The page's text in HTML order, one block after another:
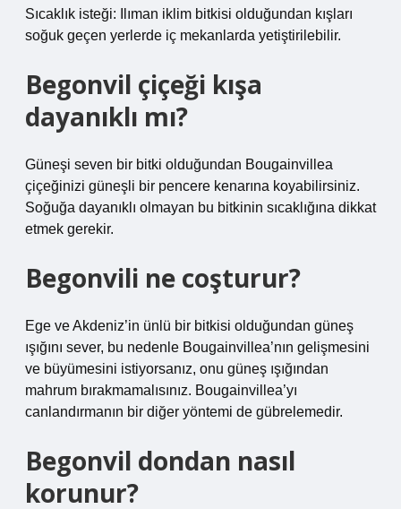
Sıcaklık isteği: Ilıman iklim bitkisi olduğundan kışları
soğuk geçen yerlerde iç mekanlarda yetiştirilebilir.
Begonvil çiçeği kışa
dayanıklı mı?
Güneşi seven bir bitki olduğundan Bougainvillea
çiçeğinizi güneşli bir pencere kenarına koyabilirsiniz.
Soğuğa dayanıklı olmayan bu bitkinin sıcaklığına dikkat
etmek gerekir.
Begonvili ne coşturur?
Ege ve Akdeniz’in ünlü bir bitkisi olduğundan güneş
ışığını sever, bu nedenle Bougainvillea’nın gelişmesini
ve büyümesini istiyorsanız, onu güneş ışığından
mahrum bırakmamalısınız. Bougainvillea’yı
canlandırmanın bir diğer yöntemi de gübrelemedir.
Begonvil dondan nasıl
korunur?